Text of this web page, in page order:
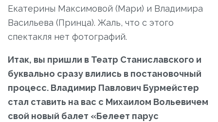
Екатерины Максимовой (Мари) и Владимира
Васильева (Принца). Жаль, что с этого
спектакля нет фотографий.
Итак, вы пришли в Театр Станиславского и
буквально сразу влились в постановочный
процесс. Владимир Павлович Бурмейстер
стал ставить на вас с Михаилом Вольевичем
свой новый балет «Белеет парус